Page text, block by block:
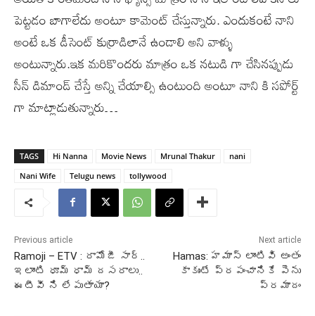
పెట్టడం బాగాలేదు అంటూ కామెంట్ చేస్తున్నారు. ఎందుకంటే నాని
అంటే ఒక డీసెంట్ కుర్రాడిలానే ఉండాలి అని వాళ్ళు
అంటున్నారు.ఇక మరికొందరు మాత్రం ఒక నటుడి గా చేసినప్పుడు
సీన్ డిమాండ్ చేస్తే అన్ని చేయాల్సి ఉంటుంది అంటూ నాని కి సపోర్ట్
గా మాట్లాడుతున్నారు…
TAGS Hi Nanna Movie News Mrunal Thakur
nani
Nani Wife
Telugu news tollywood
Previous article
Ramoji – ETV : రామోజీ సార్..
ఇలాంటి ధూమ్ ధామ్ దసరాలు..
ఈటీవీ ని లేపుతాయా?
Next article
Hamas: హమాస్ లాంటివి అంతం
కాకుంటే ప్రపంచానికే పెను
ప్రమాదం